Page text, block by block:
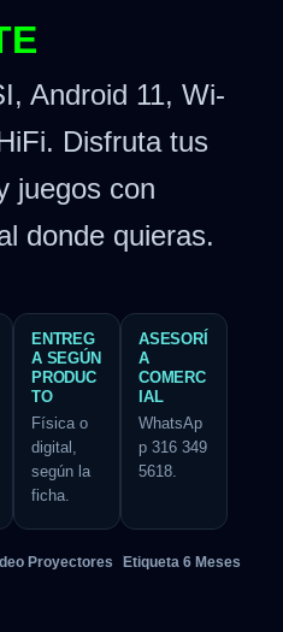
Android 11, Wi-
Disfruta tus
juegos con
donde quieras.
ENTREG
A SEGÚN
PRODUC
TO
Física o
digital,
según la
ficha.
ASESORÍ
A
COMERC
IAL
WhatsAp
p 316 349
5618.
Proyectores Etiqueta 6 Meses